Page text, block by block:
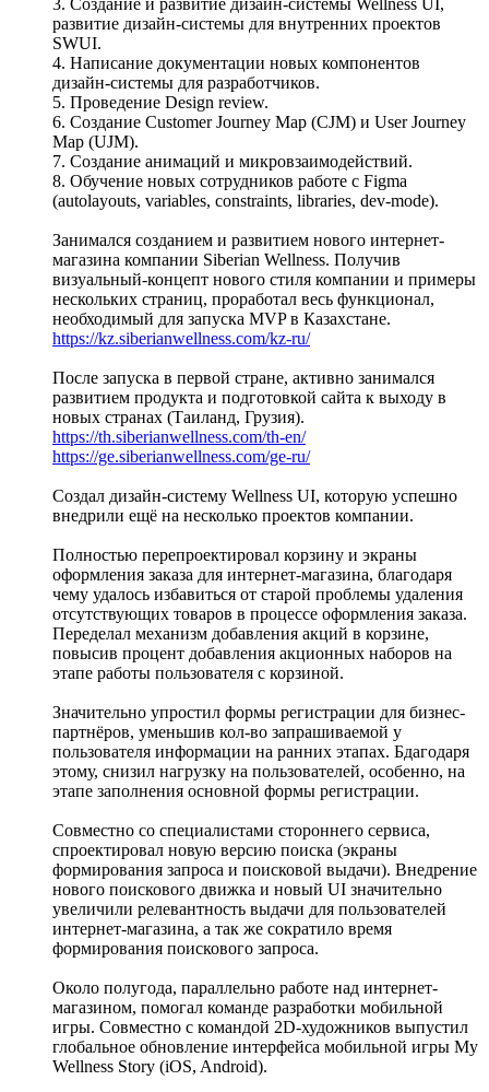
развитие дизайн-системы для внутренних проектов
SWUI.
4. Написание документации новых компонентов
дизайн-системы для разработчиков.
5. Проведение Design review.
6. Создание Сustomer Journey Map (CJM) и User Journey
Map (UJM).
7. Создание анимаций и микровзаимодействий.
8. Обучение новых сотрудников работе с Figma
(autolayouts, variables, constraints, libraries, dev-mode).
Занимался созданием и развитием нового интернет-
магазина компании Siberian Wellness. Получив
визуальный-концепт нового стиля компании и примеры
нескольких страниц, проработал весь функционал,
необходимый для запуска MVP в Казахстане.
https://kz.siberianwellness.com/kz-ru/
После запуска в первой стране, активно занимался
развитием продукта и подготовкой сайта к выходу в
новых странах (Таиланд, Грузия).
https://th.siberianwellness.com/th-en/
https://ge.siberianwellness.com/ge-ru/
Создал дизайн-систему Wellness UI, которую успешно
внедрили ещё на несколько проектов компании.
Полностью перепроектировал корзину и экраны
оформления заказа для интернет-магазина, благодаря
чему удалось избавиться от старой проблемы удаления
отсутствующих товаров в процессе оформления заказа.
Переделал механизм добавления акций в корзине,
повысив процент добавления акционных наборов на
этапе работы пользователя с корзиной.
Значительно упростил формы регистрации для бизнес-
партнёров, уменьшив кол-во запрашиваемой у
пользователя информации на ранних этапах. Бдагодаря
этому, снизил нагрузку на пользователей, особенно, на
этапе заполнения основной формы регистрации.
Совместно со специалистами стороннего сервиса,
спроектировал новую версию поиска (экраны
формирования запроса и поисковой выдачи). Внедрение
нового поискового движка и новый UI значительно
увеличили релевантность выдачи для пользователей
интернет-магазина, а так же сократило время
формирования поискового запроса.
Около полугода, параллельно работе над интернет-
магазином, помогал команде разработки мобильной
игры. Совместно с командой 2D-художников выпустил
глобальное обновление интерфейса мобильной игры My
Wellness Story (iOS, Android).